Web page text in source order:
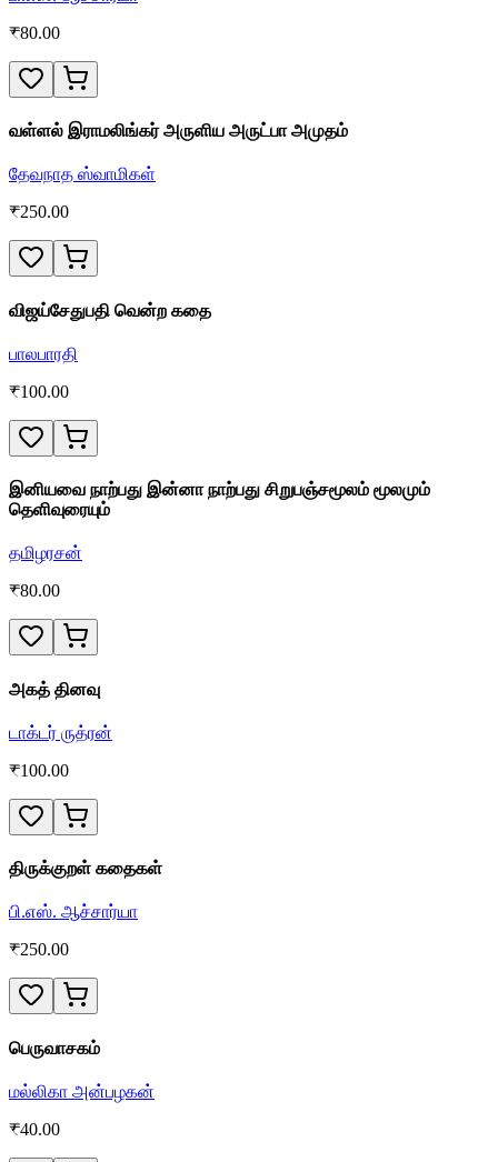
₹80.00
வள்ளல் இராமலிங்கர் அருளிய அருட்பா அமுதம்
தேவநாத ஸ்வாமிகள்
₹250.00
விஜய்சேதுபதி வென்ற கதை
பாலபாரதி
₹100.00
இனியவை நாற்பது இன்னா நாற்பது சிறுபஞ்சமூலம் மூலமும்
தெளிவுரையும்
தமிழரசன்
₹80.00
அகத் தினவு
டாக்டர் ருத்ரன்
₹100.00
திருக்குறள் கதைகள்
பி.எஸ். ஆச்சார்யா
₹250.00
பெருவாசகம்
மல்லிகா அன்பழகன்
₹40.00